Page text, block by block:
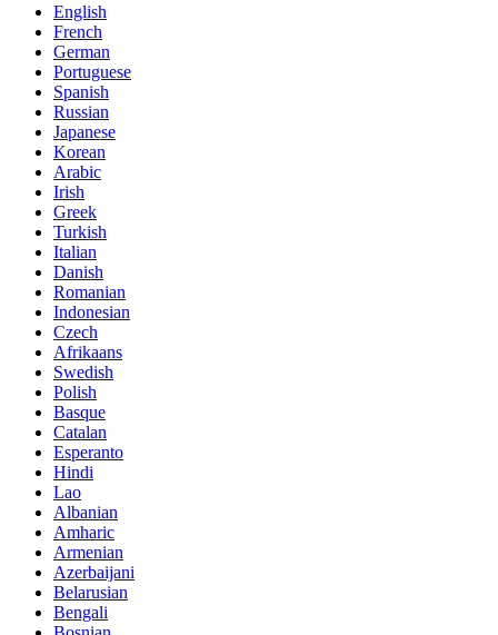
English
French
German
Portuguese
Spanish
Russian
Japanese
Korean
Arabic
Irish
Greek
Turkish
Italian
Danish
Romanian
Indonesian
Czech
Afrikaans
Swedish
Polish
Basque
Catalan
Esperanto
Hindi
Lao
Albanian
Amharic
Armenian
Azerbaijani
Belarusian
Bengali